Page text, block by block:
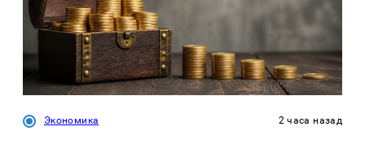
Экономика 2 часа назад